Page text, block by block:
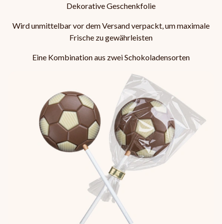
Dekorative Geschenkfolie
Wird unmittelbar vor dem Versand verpackt, um maximale
Frische zu gewährleisten
Eine Kombination aus zwei Schokoladensorten